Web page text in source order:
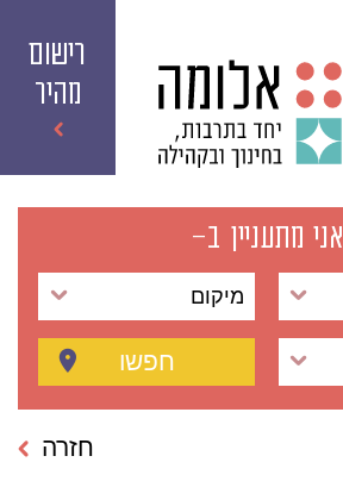
רישום
מהיר
אני מתעניין ב-
מיקום
חפשו
חזרה